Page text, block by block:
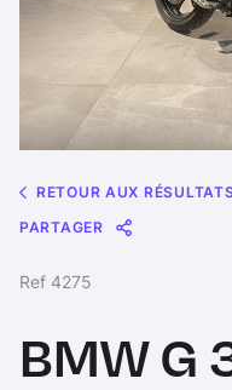
RETOUR AUX
PARTAGER
Message
Ref 4275
BMW G